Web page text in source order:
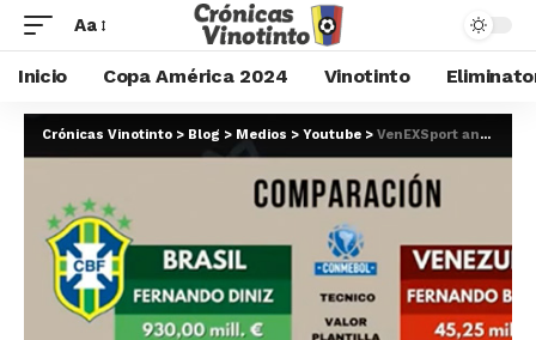
Aa
Inicio Copa América 2024 Vinotinto
Crónicas Vinotinto > Blog > Medios > Youtube > VenEXSport analizan la previa del Brasil-Venezuela